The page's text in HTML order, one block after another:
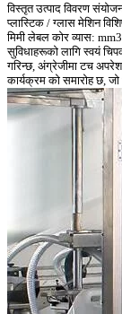
विस्तृत उत्पाद विवरण
प्लास्टिक / ग्लास मेशिन
मिमी लेबल कोर व्यास:
सुविधाहरूको लागि स्वयं
गरिन्छ, अंग्रेजीमा टच
कार्यक्रम को समारोह छ, जो